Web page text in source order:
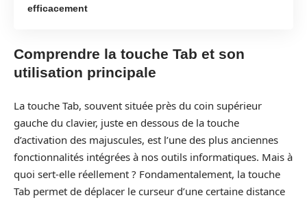
efficacement
Comprendre la touche Tab et son
utilisation principale
La touche Tab, souvent située près du coin supérieur
gauche du clavier, juste en dessous de la touche
d’activation des majuscules, est l’une des plus anciennes
fonctionnalités intégrées à nos outils informatiques. Mais à
quoi sert-elle réellement ? Fondamentalement, la touche
Tab permet de déplacer le curseur d’une certaine distance